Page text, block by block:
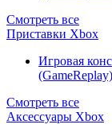
Смотреть все
Приставки Xbox
Игровая
(GameReplay)
Смотреть все
Аксессуары Xbox